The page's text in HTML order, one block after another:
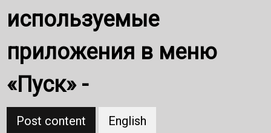
используемые
приложения в меню
«Пуск» -
Post content English